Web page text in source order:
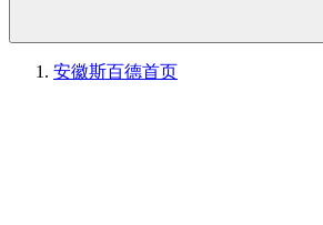
安徽斯百德首页